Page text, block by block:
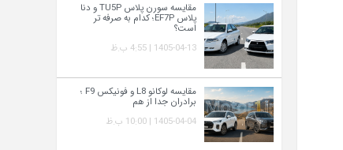
مقایسه سورن پلاس TU5P و دنا
پلاس EF7P؛ کدام به‌ صرفه‌ تر
است؟
1405-04-13 | 4:55 ب.ظ
مقایسه لوکانو L8 و فونیکس F9 ؛
برادران جدا از هم
1405-04-04 | 10:00 ب.ظ